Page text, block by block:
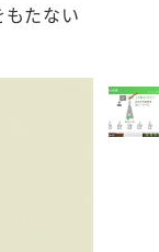
たない